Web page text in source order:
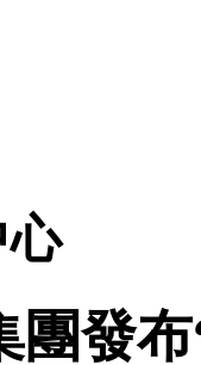
心
團發